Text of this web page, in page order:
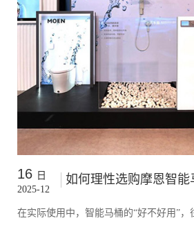
16 日
2025-12
如何理性选购摩恩智能马桶？从使用场
在实际使用中，智能马桶的“好不好用”